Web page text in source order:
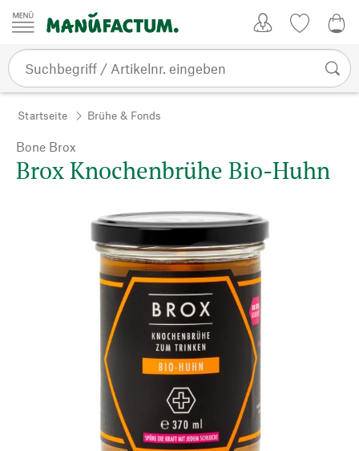
Zum Inhalt springen
Startseite Brühe & Fonds
Bone Brox
Brox Knochenbrühe Bio-Huhn